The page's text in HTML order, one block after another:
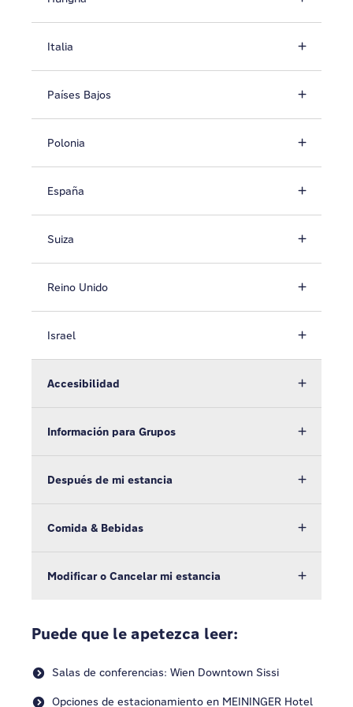
Italia
Países Bajos
Polonia
España
Suiza
Reino Unido
Israel
Accesibilidad
Información para Grupos
Después de mi estancia
Comida & Bebidas
Modificar o Cancelar mi estancia
Puede que le apetezca leer:
Salas de conferencias: Wien Downtown Sissi
Opciones de estacionamiento en MEININGER Hotel